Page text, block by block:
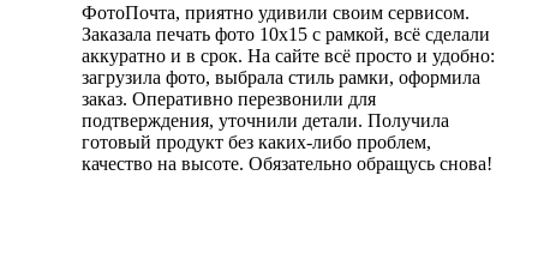
ФотоПочта, приятно удивили своим сервисом.
Заказала печать фото 10х15 с рамкой, всё сделали
аккуратно и в срок. На сайте всё просто и удобно:
загрузила фото, выбрала стиль рамки, оформила
заказ. Оперативно перезвонили для
подтверждения, уточнили детали. Получила
готовый продукт без каких-либо проблем,
качество на высоте. Обязательно обращусь снова!